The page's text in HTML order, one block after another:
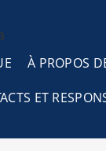
À PROPOS
ET